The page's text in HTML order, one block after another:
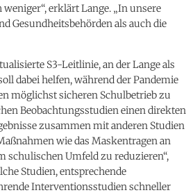
erklärt Lange. „In unsere
Gesundheitsbehörden als auch die
S3-Leitlinie, an der Lange als
dabei helfen, während der Pandemie
möglichst sicheren Schulbetrieb zu
Beobachtungsstudien einen direkten
zusammen mit anderen Studien
wie das Maskentragen an
Umfeld zu reduzieren“,
Studien, entsprechende
Interventionsstudien schneller